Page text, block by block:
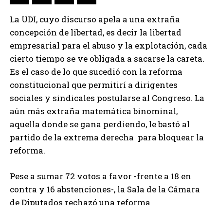
La UDI, cuyo discurso apela a una extraña
concepción de libertad, es decir la libertad
empresarial para el abuso y la explotación, cada
cierto tiempo se ve obligada a sacarse la careta.
Es el caso de lo que sucedió con la reforma
constitucional que permitirí a dirigentes
sociales y sindicales postularse al Congreso. La
aún más extraña matemática binominal,
aquella donde se gana perdiendo, le bastó al
partido de la extrema derecha para bloquear la
reforma.
Pese a sumar 72 votos a favor -frente a 18 en
contra y 16 abstenciones-, la Sala de la Cámara
de Diputados rechazó una reforma